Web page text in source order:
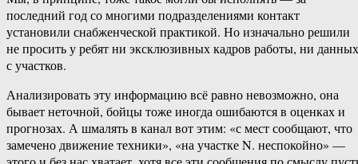
последний год со многими подразделениями контакт
установили снабженческой практикой. Но изначально решили
не просить у ребят ни эксклюзивных кадров работы, ни данных
с участков.
Анализировать эту информацию всё равно невозможно, она
бывает неточной, бойцы тоже иногда ошибаются в оценках и
прогнозах. А шмалять в канал вот этим: «с мест сообщают, что
замечено движение техники», «на участке N. неспокойно» —